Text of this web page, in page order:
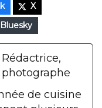
X
Bluesky
Rédactrice,
photographe
de cuisine